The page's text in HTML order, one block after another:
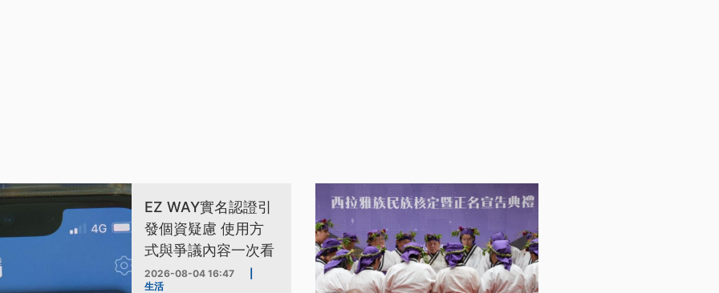
EZ WAY實名認證引
發個資疑慮 使用方
式與爭議內容一次看
2026-08-04 16:47
生活